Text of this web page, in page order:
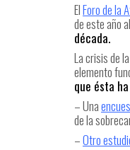
ElForo de la
de este año
década.
La crisis de
elemento
que ésta
– Una
de la
–Otro